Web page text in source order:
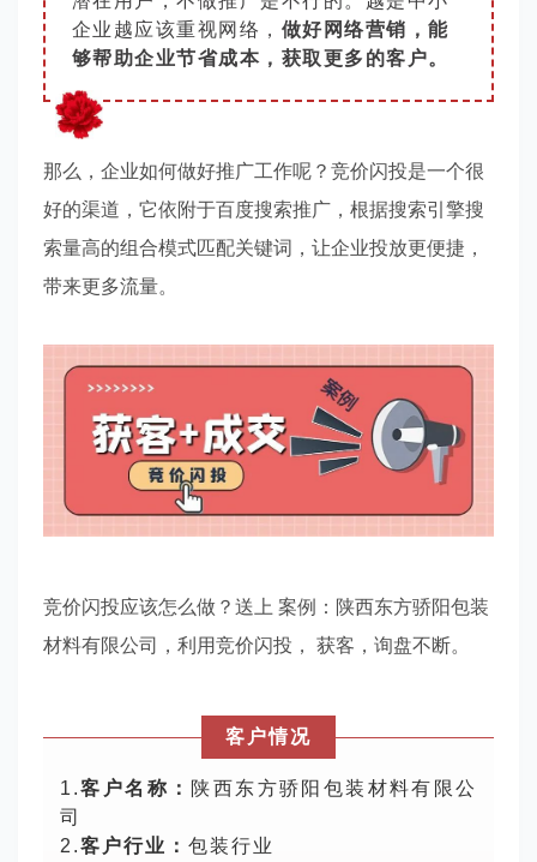
企业越应该重视网络， 做好网络营销，能
够帮助企业节省成本，获取更多的客户。
那么，企业如何做好推广工作呢？竞价闪投是一个很
好的渠道，它依附于百度搜索推广，根据搜索引擎搜
索量高的组合模式匹配关键词，让企业投放更便捷，
带来更多流量。
竞价闪投应该怎么做？送上 案例：陕西东方骄阳包装
材料有限公司，利用竞价闪投， 获客，询盘不断。
客户情况
1.客户名称： 陕西东方骄阳包装材料有限公
司
2.客户行业： 包装行业